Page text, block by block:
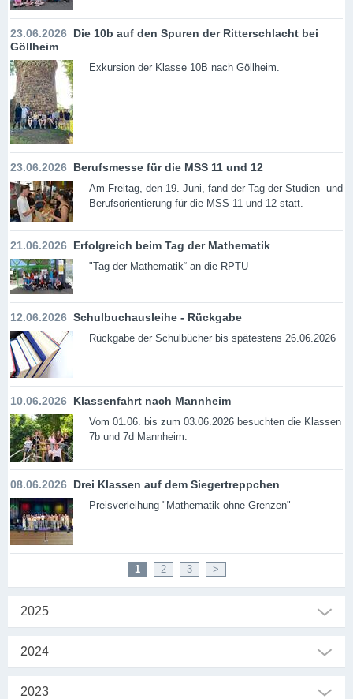
23.06.2026 Die 10b auf den Spuren der Ritterschlacht bei
Göllheim
Exkursion der Klasse 10B nach Göllheim.
23.06.2026 Berufsmesse für die MSS 11 und 12
Am Freitag, den 19. Juni, fand der Tag der Studien- und
Berufsorientierung für die MSS 11 und 12 statt.
21.06.2026 Erfolgreich beim Tag der Mathematik
"Tag der Mathematik“ an die RPTU
12.06.2026 Schulbuchausleihe - Rückgabe
Rückgabe der Schulbücher bis spätestens 26.06.2026
10.06.2026 Klassenfahrt nach Mannheim
Vom 01.06. bis zum 03.06.2026 besuchten die Klassen
7b und 7d Mannheim.
08.06.2026 Drei Klassen auf dem Siegertreppchen
Preisverleihung "Mathematik ohne Grenzen"
1 2 3 >
2025
2024
2023